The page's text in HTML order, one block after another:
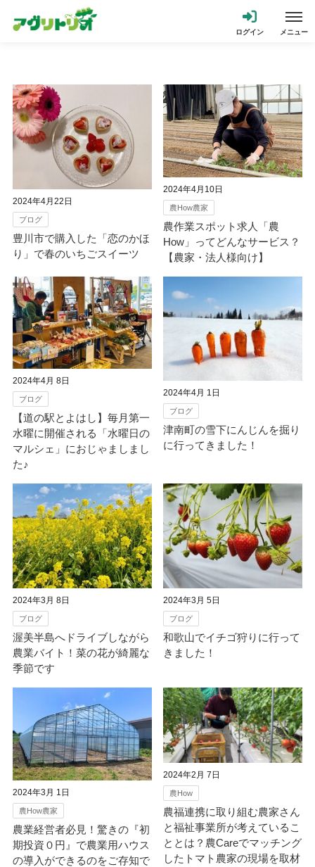
2024年4月22日
ブログ
豊川市で購入した「恋のかほ
り」で春のいちごスイーツ
2024年4月10日
農How農家
農作業スポット求人「農
How」ってどんなサービス？
【農家・法人様向け】
2024年4月 8日
ブログ
【道の駅とよはし】毎月第一
水曜に開催される「水曜日の
マルシェ」におじゃましまし
た♪
2024年4月 1日
ブログ
津南町の雪下にんじんを掘り
に行ってきました！
2024年3月 8日
ブログ
渥美半島へドライブしながら
農業バイト！菜の花が綺麗な
季節です
2024年3月 5日
ブログ
和歌山でイチゴ狩りに行って
きました！
2024年3月 1日
農How農家
農業経営者必見！驚きの『初
期投資０円』で農業用ハウス
の導入ができるのをご存知で
2024年2月 7日
農How
農福連携に取り組む農家さん
と福祉事業所が考えているこ
ととは？農Careでマッチング
したトマト農家の現場を取材